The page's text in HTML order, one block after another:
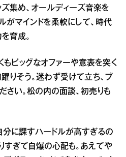
ズ集め、オールディーズ音楽を
がマインドを柔軟にして、時代
育成。
ビッグなオファーや意表を突く
りそう。迷わず受けて立ち、ブ
さい。松の内の面談、初売りも
分に課すハードルが高すぎるの
すぎて自爆の心配も。あえてや